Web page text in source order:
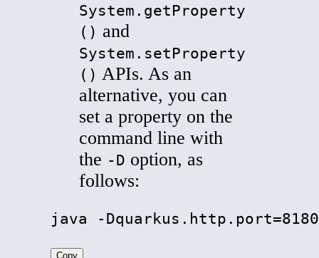
System.getProperty
() and
System.setProperty
() APIs. As an
alternative, you can
set a property on the
command line with
the -D option, as
follows:
java -
Copy